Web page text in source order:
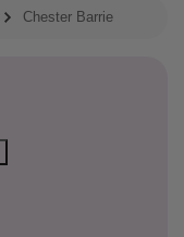
Chester Barrie